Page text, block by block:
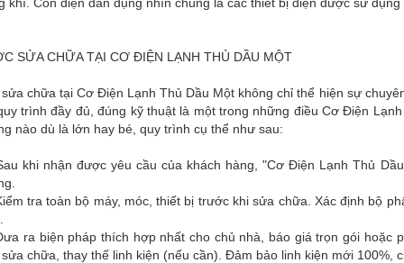
SỬA CHỮA TẠI CƠ ĐIỆN LẠNH THỦ DẦU MỘT
chữa tại Cơ Điện Lạnh Thủ Dầu Một không chỉ thể hiện sự
trình đầy đủ, đúng kỹ thuật là một trong những điều Cơ Điện
nào dù là lớn hay bé, quy trình cụ thể như sau:
khi nhận được yêu cầu của khách hàng, "Cơ Điện Lạnh Thủ
tra toàn bộ máy, móc, thiết bị trước khi sửa chữa. Xác định bộ
ra biện pháp thích hợp nhất cho chủ nhà, báo giá trọn gói hoặc
chữa, thay thế linh kiện (nếu cần). Đảm bảo linh kiện mới 100%,